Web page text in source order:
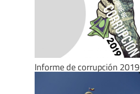
Informe de corrupción 2019